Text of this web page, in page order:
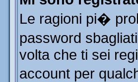
Le ragioni pi�
password
volta che ti sei
account per